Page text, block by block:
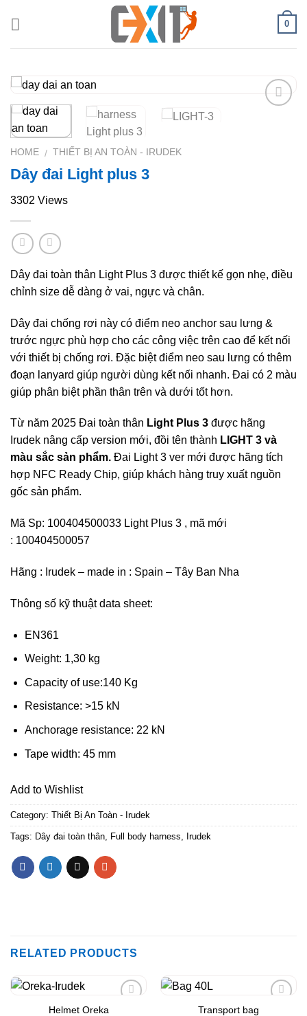
0
HOME / THIẾT BỊ AN TOÀN - IRUDEK
Dây đai Light plus 3
3302 Views
Dây đai toàn thân Light Plus 3 được thiết kế gọn nhẹ, điều
chỉnh size dễ dàng ở vai, ngực và chân.
Dây đai chống rơi này có điểm neo anchor sau lưng &
trước ngực phù hợp cho các công việc trên cao để kết nối
với thiết bị chống rơi. Đặc biệt điểm neo sau lưng có thêm
đoạn lanyard giúp người dùng kết nối nhanh. Đai có 2 màu
giúp phân biệt phần thân trên và dưới tốt hơn.
Từ năm 2025 Đai toàn thân Light Plus 3 được hãng
Irudek nâng cấp version mới, đồi tên thành LIGHT 3 và
màu sắc sản phẩm. Đai Light 3 ver mới được hãng tích
hợp NFC Ready Chip, giúp khách hàng truy xuất nguồn
gốc sản phẩm.
Mã Sp: 100404500033 Light Plus 3 , mã mới
: 100404500057
Hãng : Irudek – made in : Spain – Tây Ban Nha
Thông số kỹ thuật data sheet:
EN361
Weight: 1,30 kg
Capacity of use:140 Kg
Resistance: >15 kN
Anchorage resistance: 22 kN
Tape width: 45 mm
Add to Wishlist
Category: Thiết Bị An Toàn - Irudek
Tags: Dây đai toàn thân, Full body harness, Irudek
RELATED PRODUCTS
Helmet Oreka Transport bag